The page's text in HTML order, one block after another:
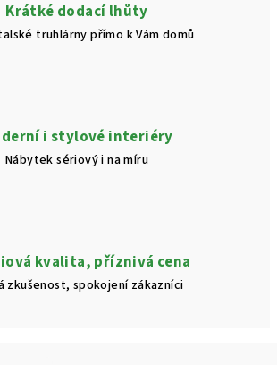
Krátké dodací lhůty
truhlárny přímo k Vám domů
i stylové interiéry
Nábytek sériový i na míru
kvalita, příznivá cena
zkušenost, spokojení zákazníci